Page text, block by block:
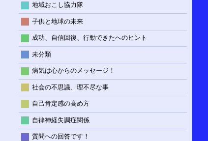
地域おこし協力隊
子供と地球の未来
成功、自信回復、行動できたへのヒント
未分類
病気は心からのメッセージ！
社会の不思議、理不尽な事
自己肯定感の高め方
自律神経失調症関係
質問への回答です！